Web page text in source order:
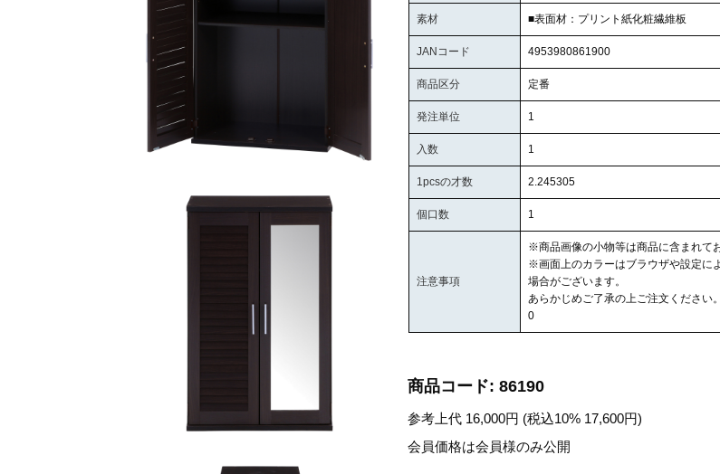
素材 ■表面材：プリント紙化粧繊維板
JANコード 4953980861900
商品区分 定番
発注単位 1
入数 1
1pcsの才数 2.245305
個口数 1
注意事項
※商品画像の小物等は商品に含まれて
※画面上のカラーはブラウザや設定に
場合がございます。
あらかじめご了承の上ご注文ください。
0
商品コード: 86190
参考上代 16,000円 (税込10% 17,600円)
会員価格は会員様のみ公開